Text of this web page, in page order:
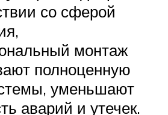
со сферой
монтаж
полноценную
уменьшают
аварий и утечек.